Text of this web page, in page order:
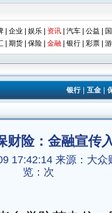
| 企业 娱乐| 资讯| 汽车| 公益
| 期货| 保险| 金融| 银行 彩票|
银行|互金|
财险：金融宣传
17:42:14 来源：大众
览： 次